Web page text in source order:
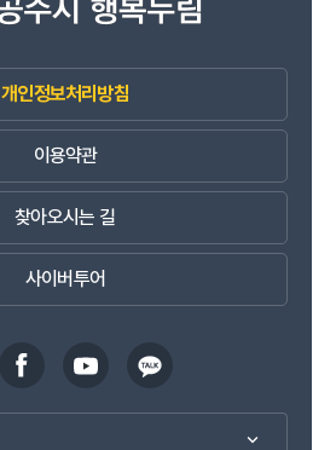
개인정보처리방침
이용약관
찾아오시는 길
사이버투어